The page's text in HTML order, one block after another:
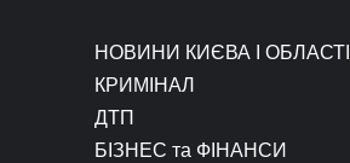
НОВИНИ КИЄВА І ОБЛАСТІ
КРИМІНАЛ
ДТП
БІЗНЕС та ФІНАНСИ